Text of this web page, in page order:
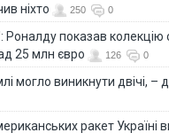
ніхто
250 0
Роналду показав колекцію
25 млн євро
126 0
могло виникнути двічі, –
ракет Україні